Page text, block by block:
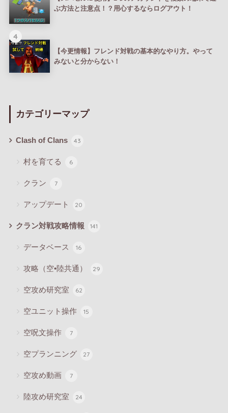
ぶ方法と注意点！？用心するならログアウト！
4
【今更情報】フレンド対戦の基本的なやり方。やって
みないと分からない！
カテゴリーマップ
Clash of Clans 43
村を育てる 6
クラン 7
アップデート 20
クラン対戦攻略情報 141
データベース 16
攻略（空•陸共通） 29
空攻め研究室 62
空ユニット操作 15
空呪文操作 7
空プランニング 27
空攻め動画 7
陸攻め研究室 24